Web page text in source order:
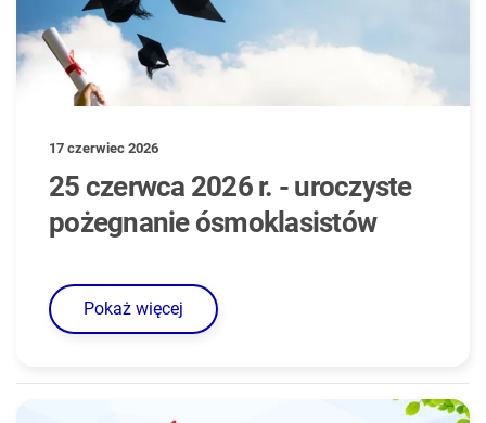
17 czerwiec 2026
25 czerwca 2026 r. - uroczyste
pożegnanie ósmoklasistów
Pokaż więcej